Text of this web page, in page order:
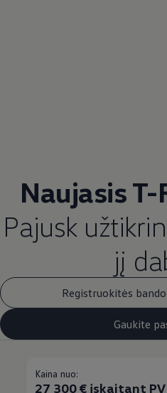
Naujasis T-
Pajusk
jį
Registruokitės
Gaukite
Kaina nuo:
27 300 € įskaitant